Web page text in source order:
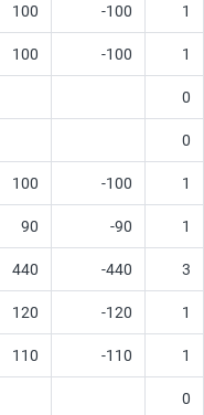
100 -100 1
100 -100 1
0
0
100 -100 1
90 -90 1
440 -440 3
120 -120 1
110 -110 1
0